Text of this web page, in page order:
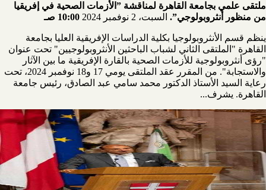
ملتقى علمي بجامعة القاهرة لمناقشة ”الأزمات الصحية في إفريقيا
من منظور أنثروبولوجي”. السبت، 2 نوفمبر 2024 10:00 صـ
ينظم قسم الأنثروبولوجيا بكلية الدراسات الإفريقية العليا بجامعة
القاهرة "الملتقى الثاني لشباب الباحثين الأنثروبولوجيين" تحت عنوان
"رؤى أنثروبولوجية للأزمات الصحية بالقارة الإفريقية ما بين الآثار
والاستجابة". من المقرر عقد الملتقى يومي 17 و18 نوفمبر 2024، تحت
رعاية السيد الأستاذ الدكتور محمد سامي عبد الصادق، رئيس جامعة
القاهرة. يشرف...